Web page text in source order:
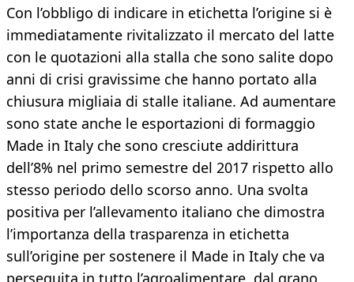
Con l’obbligo di indicare in etichetta l’origine si è
immediatamente rivitalizzato il mercato del latte
con le quotazioni alla stalla che sono salite dopo
anni di crisi gravissime che hanno portato alla
chiusura migliaia di stalle italiane. Ad aumentare
sono state anche le esportazioni di formaggio
Made in Italy che sono cresciute addirittura
dell’8% nel primo semestre del 2017 rispetto allo
stesso periodo dello scorso anno. Una svolta
positiva per l’allevamento italiano che dimostra
l’importanza della trasparenza in etichetta
sull’origine per sostenere il Made in Italy che va
perseguita in tutto l’agroalimentare, dal grano